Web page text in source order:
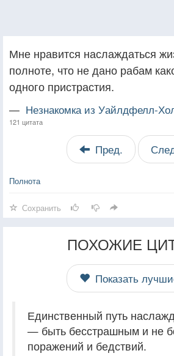
Мне нравится наслаждаться
полноте, что не дано рабам
одного пристрастия.
— Незнакомка из Уайлдфелл-
121 цитата
Пред.
Полнота
Сохранить
ПОХОЖИЕ
Показать
Единственный путь
— быть бесстрашным и не
поражений и бедствий.